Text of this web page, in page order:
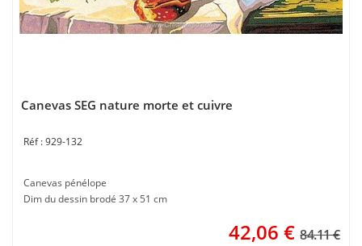
Canevas SEG nature morte et cuivre
929-132
Canevas pénélope
Dim du dessin brodé 37 x 51 cm
42,06 € 84.11 €